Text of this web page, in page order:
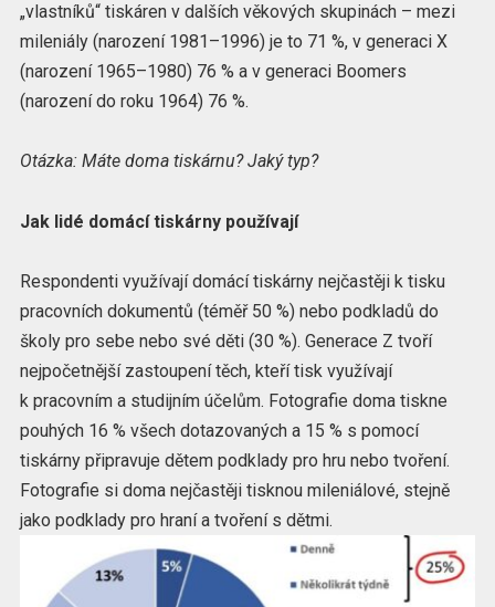
„vlastníků“ tiskáren v dalších věkových skupinách – mezi
mileniály (narození 1981–1996) je to 71 %, v generaci X
(narození 1965–1980) 76 % a v generaci Boomers
(narození do roku 1964) 76 %.
Otázka: Máte doma tiskárnu? Jaký typ?
Jak lidé domácí tiskárny používají
Respondenti využívají domácí tiskárny nejčastěji k tisku
pracovních dokumentů (téměř 50 %) nebo podkladů do
školy pro sebe nebo své děti (30 %). Generace Z tvoří
nejpočetnější zastoupení těch, kteří tisk využívají
k pracovním a studijním účelům. Fotografie doma tiskne
pouhých 16 % všech dotazovaných a 15 % s pomocí
tiskárny připravuje dětem podklady pro hru nebo tvoření.
Fotografie si doma nejčastěji tisknou mileniálové, stejně
jako podklady pro hraní a tvoření s dětmi.